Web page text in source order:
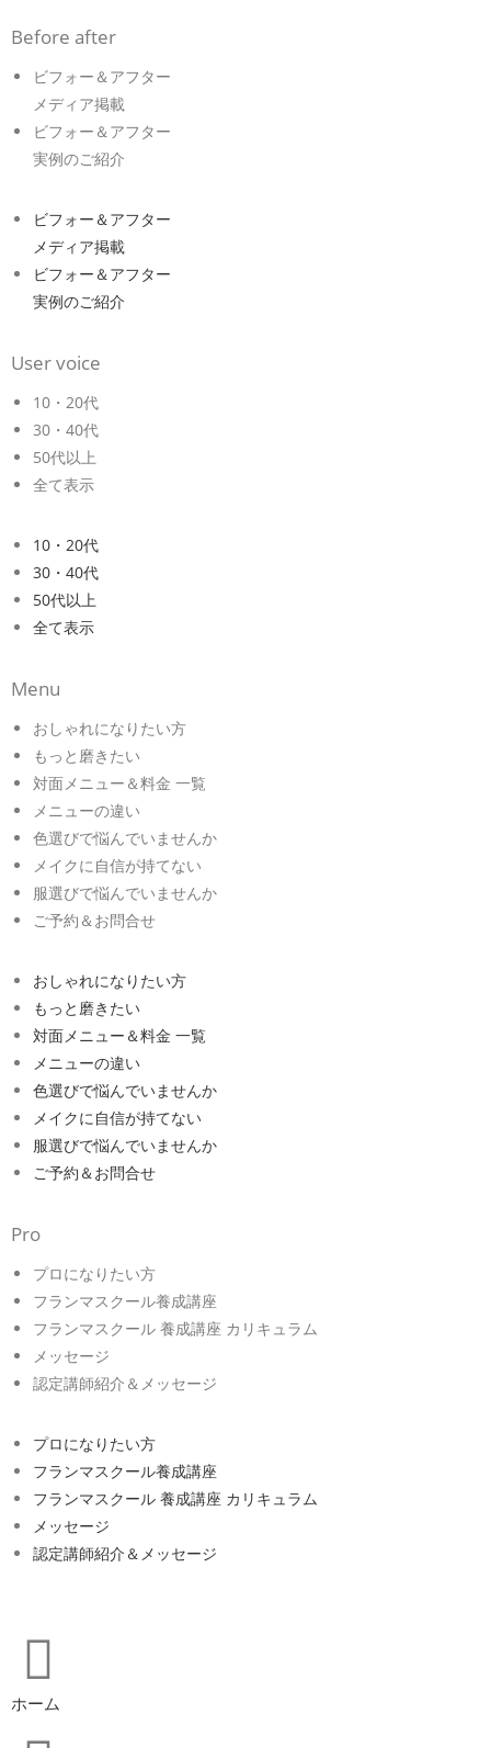
Before after
ビフォー＆アフター
メディア掲載
ビフォー＆アフター
実例のご紹介
ビフォー＆アフター
メディア掲載
ビフォー＆アフター
実例のご紹介
User voice
10・20代
30・40代
50代以上
全て表示
10・20代
30・40代
50代以上
全て表示
Menu
おしゃれになりたい方
もっと磨きたい
対面メニュー＆料金 一覧
メニューの違い
色選びで悩んでいませんか
メイクに自信が持てない
服選びで悩んでいませんか
ご予約＆お問合せ
おしゃれになりたい方
もっと磨きたい
対面メニュー＆料金 一覧
メニューの違い
色選びで悩んでいませんか
メイクに自信が持てない
服選びで悩んでいませんか
ご予約＆お問合せ
Pro
プロになりたい方
フランマスクール養成講座
フランマスクール 養成講座 カリキュラム
メッセージ
認定講師紹介＆メッセージ
プロになりたい方
フランマスクール養成講座
フランマスクール 養成講座 カリキュラム
メッセージ
認定講師紹介＆メッセージ
ホーム